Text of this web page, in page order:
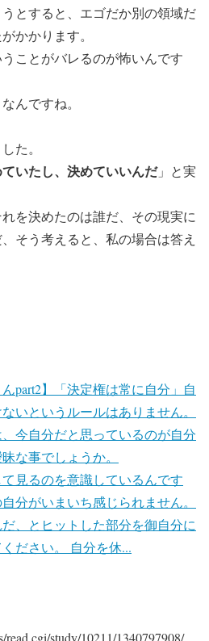
とすると、エゴだか別の領域だ
かかります。
ことがバレるのが怖いんです
んですね。
た。
いたし、決めていいんだ」と実
を決めたのは誰だ、その現実に
そう考えると、私の場合は答え
part2】「決定権は常に自分」自
いというルールはありません。
今自分だと思っているのが自分
な事でしょうか。
見るのを意識しているんです
分がいまいち感じられません。
、とヒットした部分を御自分に
ださい。 自分を休...
read.cgi/study/10211/1340797908/